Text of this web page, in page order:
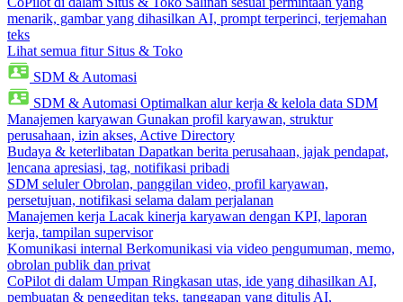
menarik, gambar yang dihasilkan AI, prompt terperinci, terjemahan
teks
Lihat semua fitur Situs & Toko
SDM & Automasi
SDM & Automasi Optimalkan alur kerja & kelola data SDM
Manajemen karyawan Gunakan profil karyawan, struktur
perusahaan, izin akses, Active Directory
Budaya & keterlibatan Dapatkan berita perusahaan, jajak pendapat,
lencana apresiasi, tag, notifikasi pribadi
SDM seluler Obrolan, panggilan video, profil karyawan,
persetujuan, notifikasi selama dalam perjalanan
Manajemen kerja Lacak kinerja karyawan dengan KPI, laporan
kerja, tampilan supervisor
Komunikasi internal Berkomunikasi via video pengumuman, memo,
obrolan publik dan privat
CoPilot di dalam Umpan Ringkasan utas, ide yang dihasilkan AI,
pembuatan & pengeditan teks, tanggapan yang ditulis AI,